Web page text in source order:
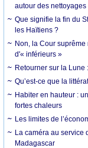
autour des
Que signifie la fin du
les Haïtiens ?
Non, la Cour
d'« inférieurs »
Retourner sur la Lune
Qu’est-ce que la
Habiter en hauteur :
fortes chaleurs
Les limites de
La caméra au service
Madagascar